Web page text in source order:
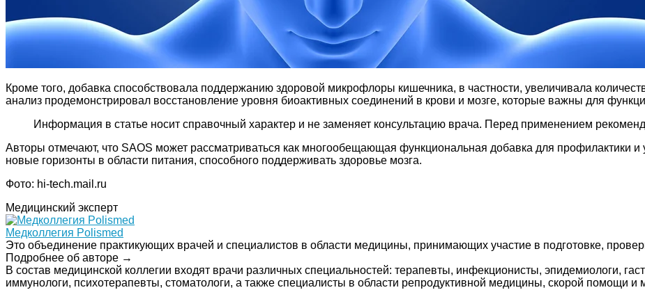
Кроме того, добавка способствовала поддержанию здоровой микрофлоры кишечника, в частности, увеличивала
анализ продемонстрировал восстановление уровня биоактивных соединений в крови и мозге, которые важны для
Информация в статье носит справочный характер и не заменяет консультацию врача. Перед применением
Авторы отмечают, что SAOS может рассматриваться как многообещающая функциональная добавка для профилактики
новые горизонты в области питания, способного поддерживать здоровье мозга.
Фото: hi-tech.mail.ru
Медицинский эксперт
Медколлегия Polismed
Это объединение практикующих врачей и специалистов в области медицины, принимающих участие в подготовке,
Подробнее об авторе →
В состав медицинской коллегии входят врачи различных специальностей: терапевты, инфекционисты, эпидемиологи,
иммунологи, психотерапевты, стоматологи, а также специалисты в области репродуктивной медицины, скорой помощи и